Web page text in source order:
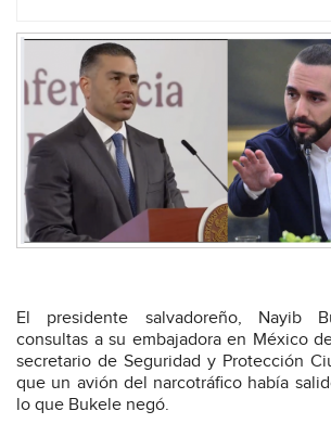
El presidente salvadoreño, Nayib
consultas a su embajadora en México
secretario de Seguridad y Protección
que un avión del narcotráfico había
lo que Bukele negó.